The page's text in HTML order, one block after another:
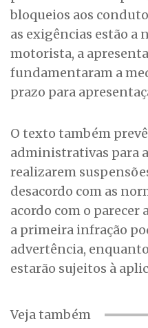
bloqueios aos
as exigências estão a
motorista, a
fundamentaram a
prazo para
O texto também
administrativas para
realizarem
desacordo com as
acordo com o parecer
a primeira infração
advertência,
estarão sujeitos à
Veja também